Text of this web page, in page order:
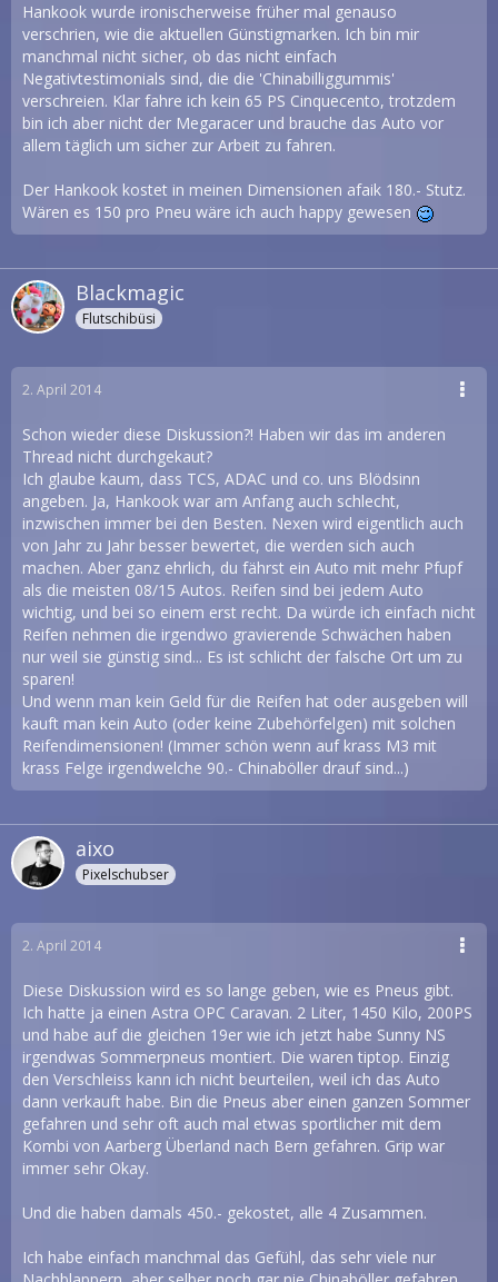
Hankook wurde ironischerweise früher mal genauso
verschrien, wie die aktuellen Günstigmarken. Ich bin mir
manchmal nicht sicher, ob das nicht einfach
Negativtestimonials sind, die die 'Chinabilliggummis'
verschreien. Klar fahre ich kein 65 PS Cinquecento, trotzdem
bin ich aber nicht der Megaracer und brauche das Auto vor
allem täglich um sicher zur Arbeit zu fahren.
Der Hankook kostet in meinen Dimensionen afaik 180.- Stutz.
Wären es 150 pro Pneu wäre ich auch happy gewesen
Blackmagic
Flutschibüsi
2. April 2014
Schon wieder diese Diskussion?! Haben wir das im anderen
Thread nicht durchgekaut?
Ich glaube kaum, dass TCS, ADAC und co. uns Blödsinn
angeben. Ja, Hankook war am Anfang auch schlecht,
inzwischen immer bei den Besten. Nexen wird eigentlich auch
von Jahr zu Jahr besser bewertet, die werden sich auch
machen. Aber ganz ehrlich, du fährst ein Auto mit mehr Pfupf
als die meisten 08/15 Autos. Reifen sind bei jedem Auto
wichtig, und bei so einem erst recht. Da würde ich einfach nicht
Reifen nehmen die irgendwo gravierende Schwächen haben
nur weil sie günstig sind... Es ist schlicht der falsche Ort um zu
sparen!
Und wenn man kein Geld für die Reifen hat oder ausgeben will
kauft man kein Auto (oder keine Zubehörfelgen) mit solchen
Reifendimensionen! (Immer schön wenn auf krass M3 mit
krass Felge irgendwelche 90.- Chinaböller drauf sind...)
aixo
Pixelschubser
2. April 2014
Diese Diskussion wird es so lange geben, wie es Pneus gibt.
Ich hatte ja einen Astra OPC Caravan. 2 Liter, 1450 Kilo, 200PS
und habe auf die gleichen 19er wie ich jetzt habe Sunny NS
irgendwas Sommerpneus montiert. Die waren tiptop. Einzig
den Verschleiss kann ich nicht beurteilen, weil ich das Auto
dann verkauft habe. Bin die Pneus aber einen ganzen Sommer
gefahren und sehr oft auch mal etwas sportlicher mit dem
Kombi von Aarberg Überland nach Bern gefahren. Grip war
immer sehr Okay.
Und die haben damals 450.- gekostet, alle 4 Zusammen.
Ich habe einfach manchmal das Gefühl, das sehr viele nur